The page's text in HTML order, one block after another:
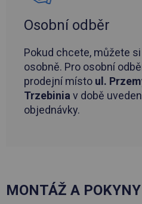
Osobní odběr
Pokud chcete, můžete
osobně. Pro osobní
prodejní místo ul.
Trzebiniav době
objednávky.
MONTÁŽ A POKYNY